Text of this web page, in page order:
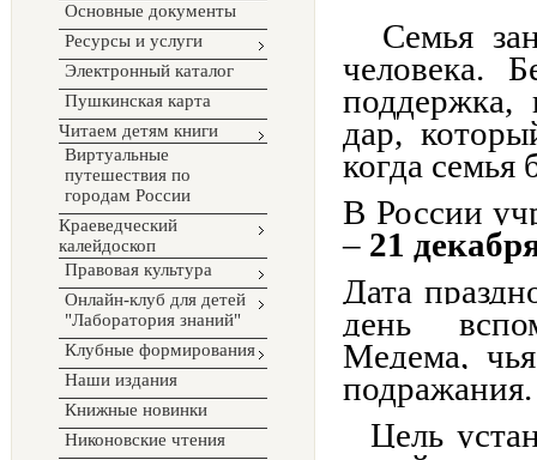
Основные документы
Ресурсы и услуги
Электронный каталог
Пушкинская карта
Читаем детям книги
Виртуальные
путешествия по
городам России
Краеведческий
калейдоскоп
Правовая культура
Онлайн-клуб для детей
"Лаборатория знаний"
Клубные формирования
Наши издания
Книжные новинки
Никоновские чтения
Семья
человека.
поддержка,
дар,
когда
В России
– 21
Дата
день
Медема,
подражания.
Цель